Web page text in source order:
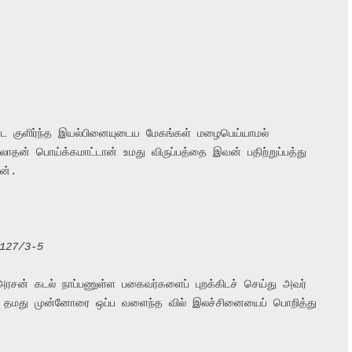
இயல்பினையுடைய மேகங்கள் மழைபெய்யாமல்
பொய்க்கமாட்டான் உமது விருப்பத்தை இவன் பதிற்றுப்பத்து
3-5
கடல் நாப்பணுள்ள பகைவர்களைப் புறக்கிடச் செய்து அவர்
தமது முன்னோரை ஒப்ப வளைந்த வில் இலச்சினையைப் பொறித்து